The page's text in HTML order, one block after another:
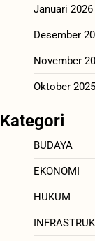
Januari 2026
Desember
November
Oktober 2025
Kategori
BUDAYA
EKONOMI
HUKUM